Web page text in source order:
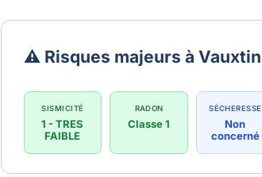
⚠️ Risques majeurs à Vauxtin
SISMICITÉ
1 - TRES
FAIBLE
RADON
Classe 1
SÉCHERESSE
Non
concerné